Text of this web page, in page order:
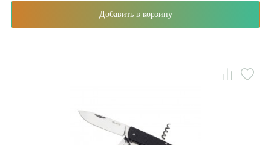
Добавить в корзину